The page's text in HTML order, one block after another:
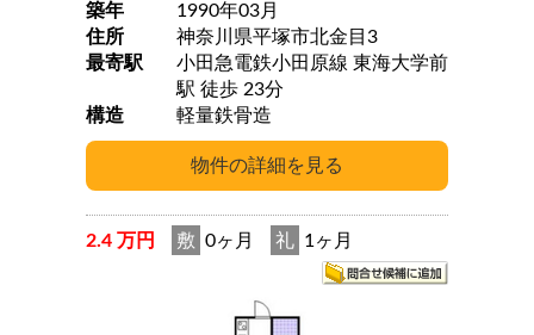
築年
1990年03月
住所
神奈川県平塚市北金目3
最寄駅
小田急電鉄小田原線 東海大学前
駅 徒歩 23分
構造
軽量鉄骨造
2.4 万円 敷 0ヶ月 礼 1ヶ月